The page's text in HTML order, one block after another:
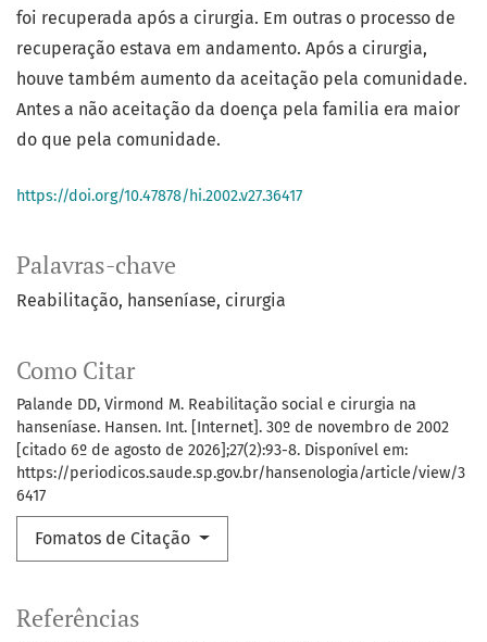
Palavras-chave
Reabilitação hanseníase cirurgia
Como Citar
Palande DD, Virmond M. Reabilitação social e cirurgia na
hanseníase. Hansen. Int. [Internet]. 30º de novembro de 2002
[citado 6º de agosto de 2026];27(2):93-8. Disponível em:
https://periodicos.saude.sp.gov.br/hansenologia/article/view/3
6417
Fomatos de Citação
foi recuperada após a cirurgia. Em outras o processo de
recuperação estava em andamento. Após a cirurgia,
houve também aumento da aceitação pela comunidade.
Antes a não aceitação da doença pela familia era maior
do que pela comunidade.
https://doi.org/10.47878/hi.2002.v27.36417
Referências